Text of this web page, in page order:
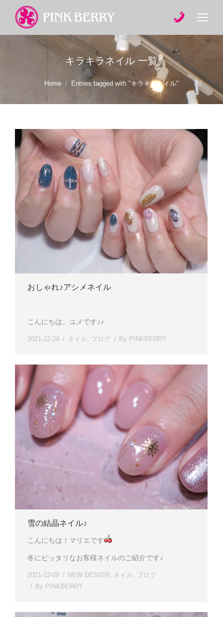
キラキラネイル 一覧
You are here:
Home Entries tagged with "キラキラネイル"
おしゃれ♪アシメネイル
こんにちは。ユメです♪♪
2021-12-24 ネイル, ブログ By PINKBERRY
雪の結晶ネイル♪
こんにちは！マリエです
冬にピッタリなお客様ネイルのご紹介です♪
2021-12-09 NEW DESIGN ネイル ブログ
By PINKBERRY